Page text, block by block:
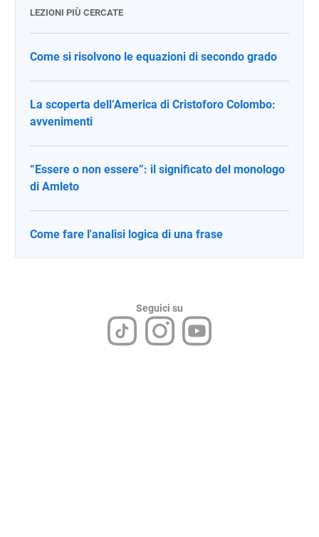
LEZIONI PIÙ CERCATE
Come si risolvono le equazioni di secondo grado
La scoperta dell’America di Cristoforo Colombo:
avvenimenti
“Essere o non essere”: il significato del monologo
di Amleto
Come fare l'analisi logica di una frase
Seguici su